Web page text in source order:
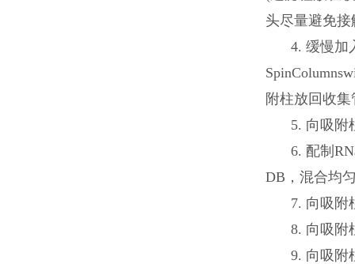
头尽量避免
4. 缓慢加
附柱放回收
5. 向吸附
6. 配制
DB，混合均
7. 向吸附
8. 向吸附
9. 向吸附